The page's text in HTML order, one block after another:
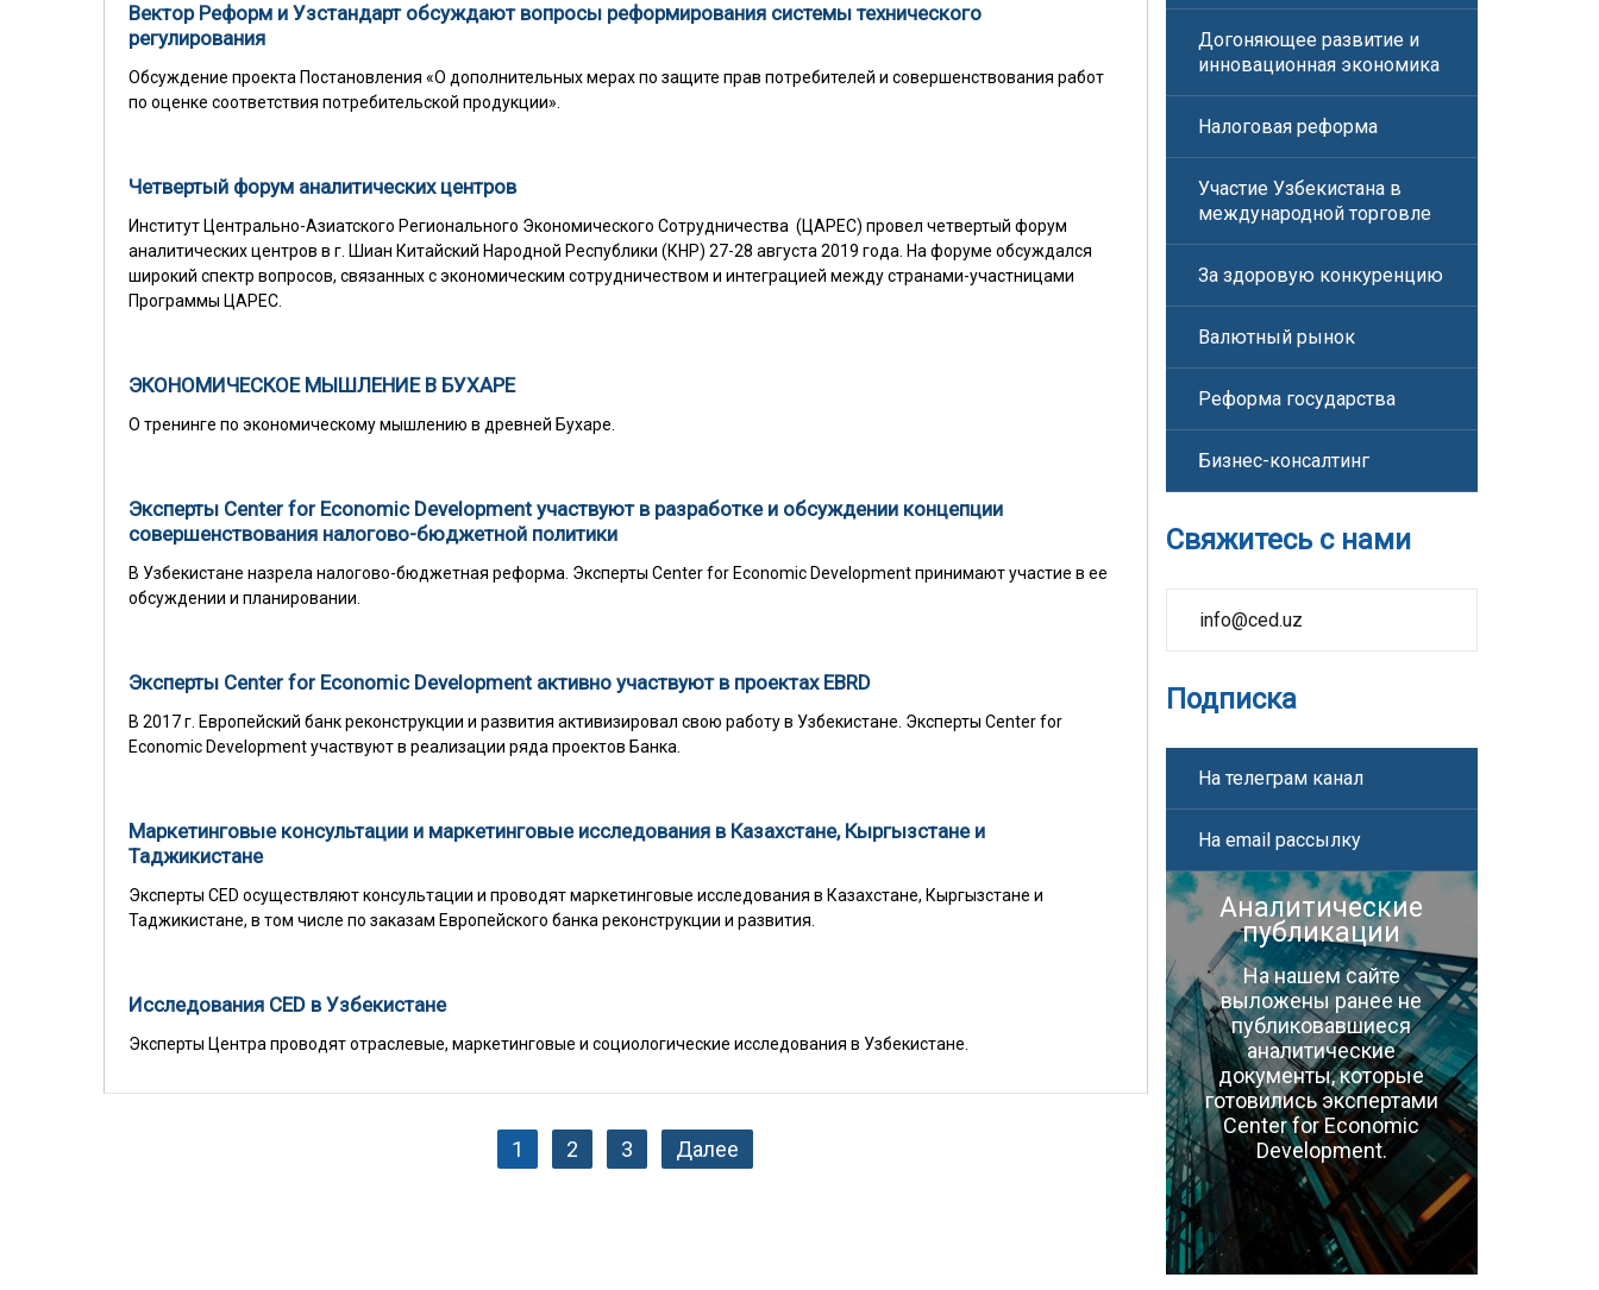
Вектор Реформ и Узстандарт обсуждают вопросы реформирования системы технического
регулирования
Обсуждение проекта Постановления «О дополнительных мерах по защите прав потребителей и совершенствования работ
по оценке соответствия потребительской продукции».
Четвертый форум аналитических центров
Институт Центрально-Aзиатского Регионального Экономического Сотрудничества (ЦАРЕС) провел четвертый форум
аналитических центров в г. Шиан Китайский Народной Республики (КНР) 27-28 августа 2019 года. На форуме обсуждался
широкий спектр вопросов, связанных с экономическим сотрудничеством и интеграцией между странами-участницами
Программы ЦАРЕС.
ЭКОНОМИЧЕСКОЕ МЫШЛЕНИЕ В БУХАРЕ
О тренинге по экономическому мышлению в древней Бухаре.
Эксперты Center for Economic Development участвуют в разработке и обсуждении концепции
совершенствования налогово-бюджетной политики
В Узбекистане назрела налогово-бюджетная реформа. Эксперты Center for Economic Development принимают участие в ее
обсуждении и планировании.
Эксперты Center for Economic Development активно участвуют в проектах EBRD
В 2017 г. Европейский банк реконструкции и развития активизировал свою работу в Узбекистане. Эксперты Center for
Economic Development участвуют в реализации ряда проектов Банка.
Маркетинговые консультации и маркетинговые исследования в Казахстане, Кыргызстане и
Таджикистане
Эксперты CED осуществляют консультации и проводят маркетинговые исследования в Казахстане, Кыргызстане и
Таджикистане, в том числе по заказам Европейского банка реконструкции и развития.
Исследования CED в Узбекистане
Эксперты Центра проводят отраслевые, маркетинговые и социологические исследования в Узбекистане.
1 2 3 Далее
Догоняющее развитие и
инновационная экономика
Налоговая реформа
Участие Узбекистана в
международной торговле
За здоровую конкуренцию
Валютный рынок
Реформа государства
Бизнес-консалтинг
Свяжитесь с нами
info@ced.uz
Подписка
На телеграм канал
На email рассылку
Аналитические
публикации
На нашем сайте
выложены ранее не
публиковавшиеся
аналитические
документы, которые
готовились экспертами
Center for Economic
Development.